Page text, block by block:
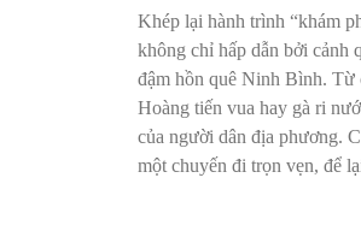
Khép lại hành trình “khám
không chỉ hấp dẫn bởi cảnh
đậm hồn quê Ninh Bình.
Hoàng tiến vua hay gà ri
của người dân địa phương.
một chuyến đi trọn vẹn, để